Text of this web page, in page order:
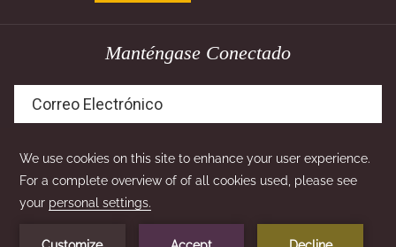
Manténgase Conectado
SUSCRIBIRSE